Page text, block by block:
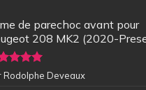
de parechoc avant pour
208 MK2 (2020-
5sur
Rodolphe Deveaux